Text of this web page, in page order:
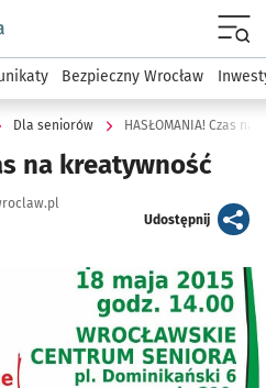
podserwis: Dla mieszkańca
Bezpieczny Wrocław
Dla seniorów HASŁOMANIA! Czas na
na kreatywność
Udostępnijartykuł